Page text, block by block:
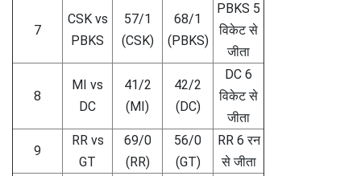
7
CSK vs
PBKS
57/1
(CSK)
68/1
(PBKS)
PBKS 5
विकेट से
जीता
8
MI vs
DC
41/2
(MI)
42/2
(DC)
DC 6
विकेट से
जीता
9
RR vs
GT
69/0
(RR)
56/0
(GT)
RR 6 रन
से जीता